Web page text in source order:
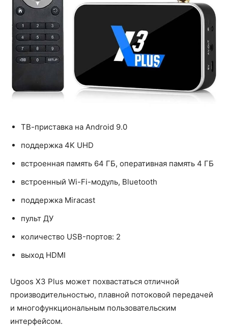
ТВ-приставка на Android 9.0
поддержка 4K UHD
встроенная память 64 ГБ, оперативная память 4 ГБ
встроенный Wi-Fi-модуль, Bluetooth
поддержка Miracast
пульт ДУ
количество USB-портов: 2
выход HDMI
Ugoos X3 Plus может похвастаться отличной
производительностью, плавной потоковой передачей
и многофункциональным пользовательским
интерфейсом.